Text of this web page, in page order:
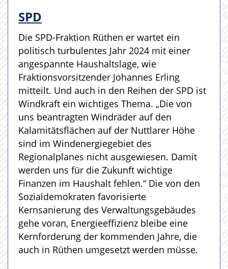
SPD
Die SPD-Fraktion Rüthen er wartet ein
politisch turbulentes Jahr 2024 mit einer
angespannte Haushaltslage, wie
Fraktionsvorsitzender Johannes Erling
mitteilt. Und auch in den Reihen der SPD ist
Windkraft ein wichtiges Thema. „Die von
uns beantragten Windräder auf den
Kalamitätsflächen auf der Nuttlarer Höhe
sind im Windenergiegebiet des
Regionalplanes nicht ausgewiesen. Damit
werden uns für die Zukunft wichtige
Finanzen im Haushalt fehlen.“ Die von den
Sozialdemokraten favorisierte
Kernsanierung des Verwaltungsgebäudes
gehe voran, Energieeffizienz bleibe eine
Kernforderung der kommenden Jahre, die
auch in Rüthen umgesetzt werden müsse.